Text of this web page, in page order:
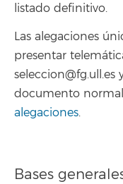
listado definitivo.
Las alegaciones
presentar
documento
alegaciones.
Bases